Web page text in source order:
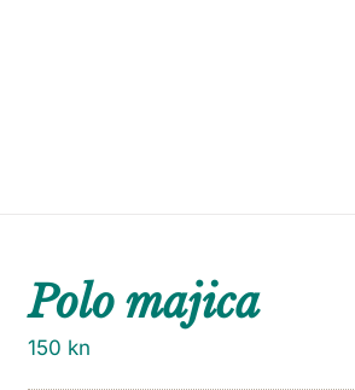
Polo majica
150 kn